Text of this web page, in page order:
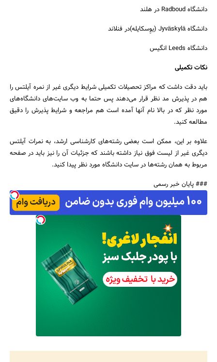
دانشگاه Radboud در هلند
دانشگاه Jyväskylä (یوِسکایله)در فنلاند
دانشگاه Leeds انگیس
نکات تکمیلی
باید دقت داشت که مراکز تحصیلات تکمیلی شرایط دیگری غیر از نمره آیلتس را
هم در پذیرش مد نظر قرار می‌دهند پس حتما به وب سایت‌های دانشگاه‌های
مورد نظر که در بالا نام آنها آمده است هم مراجعه و شرایط پذیرش را دقیق
مطالعه کنید.
علاوه بر این، ممکن است بعضی رشته‌های کارشناسی ارشد، به نمرات آیلتس
دیگری غیر از لیست فوق نیاز داشته باشند که جزئیات آن را نیز باید در صفحه
مربوط به همان رشته‌ها در سایت دانشگاه مورد نظر پیدا کنید.
### پایان خبر رسمی